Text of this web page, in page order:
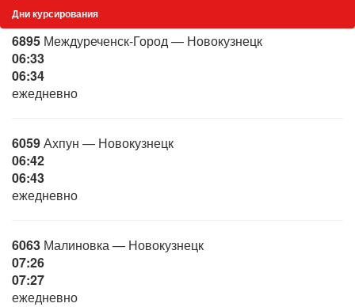
Дни курсирования
6895 Междуреченск-Город — Новокузнецк
06:33
06:34
ежедневно
6059Ахпун — Новокузнецк
06:42
06:43
ежедневно
6063 Малиновка — Новокузнецк
07:26
07:27
ежедневно